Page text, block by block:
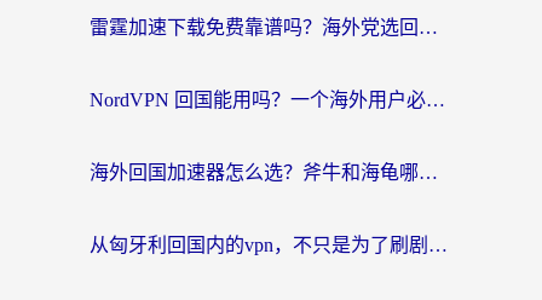
雷霆加速下载免费靠谱吗？海外党选回国加速器的避坑指南（附热门工具对比）
NordVPN 回国能用吗？一个海外用户必须面对的真实困境
海外回国加速器怎么选？斧牛和海龟哪个好？一篇帮你避开坑的实用指南
从匈牙利回国内的vpn，不只是为了刷剧那么简单